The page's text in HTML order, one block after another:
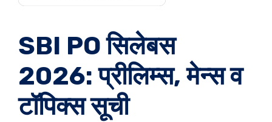
SBI PO सिलेबस
2026: प्रीलिम्स, मेन्स व
टॉपिक्स सूची